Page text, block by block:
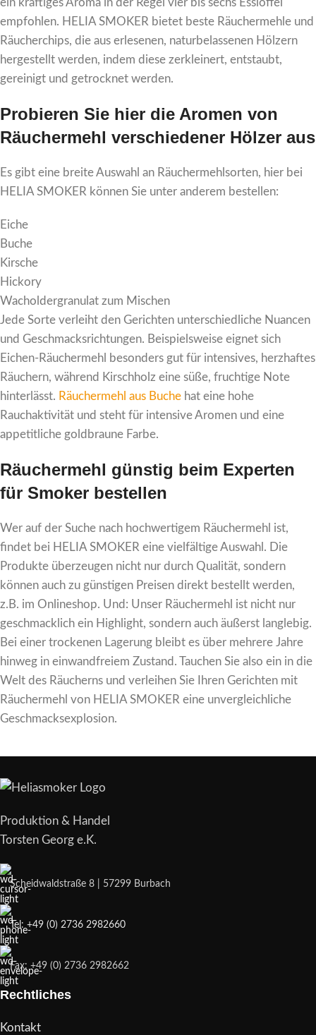
ein kräftiges Aroma in der Regel vier bis sechs Esslöffel
empfohlen. HELIA SMOKER bietet beste Räuchermehle und
Räucherchips, die aus erlesenen, naturbelassenen Hölzern
hergestellt werden, indem diese zerkleinert, entstaubt,
gereinigt und getrocknet werden.
Probieren Sie hier die Aromen von
Räuchermehl verschiedener Hölzer aus
Es gibt eine breite Auswahl an Räuchermehlsorten, hier bei
HELIA SMOKER können Sie unter anderem bestellen:
Eiche
Buche
Kirsche
Hickory
Wacholdergranulat zum Mischen
Jede Sorte verleiht den Gerichten unterschiedliche Nuancen
und Geschmacksrichtungen. Beispielsweise eignet sich
Eichen-Räuchermehl besonders gut für intensives, herzhaftes
Räuchern, während Kirschholz eine süße, fruchtige Note
hinterlässt. Räuchermehl aus Buche hat eine hohe
Rauchaktivität und steht für intensive Aromen und eine
appetitliche goldbraune Farbe.
Räuchermehl günstig beim Experten
für Smoker bestellen
Wer auf der Suche nach hochwertigem Räuchermehl ist,
findet bei HELIA SMOKER eine vielfältige Auswahl. Die
Produkte überzeugen nicht nur durch Qualität, sondern
können auch zu günstigen Preisen direkt bestellt werden,
z.B. im Onlineshop. Und: Unser Räuchermehl ist nicht nur
geschmacklich ein Highlight, sondern auch äußerst langlebig.
Bei einer trockenen Lagerung bleibt es über mehrere Jahre
hinweg in einwandfreiem Zustand. Tauchen Sie also ein in die
Welt des Räucherns und verleihen Sie Ihren Gerichten mit
Räuchermehl von HELIA SMOKER eine unvergleichliche
Geschmacksexplosion.
Produktion & Handel
Torsten Georg e.K.
Scheidwaldstraße 8 | 57299 Burbach
Tel: +49 (0) 2736 2982660
Fax: +49 (0) 2736 2982662
Rechtliches
Kontakt